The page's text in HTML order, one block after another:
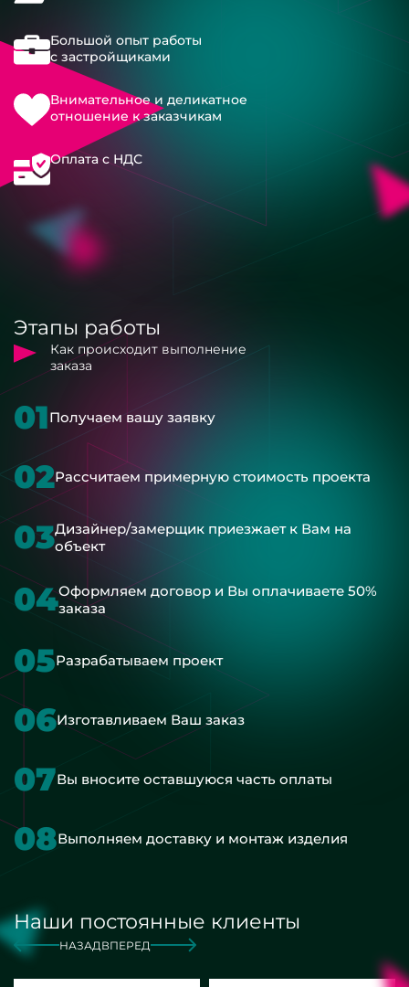
Большой опыт работы
с застройщиками
Внимательное и деликатное
отношение к заказчикам
Оплата с НДС
Этапы работы
Как происходит выполнение
заказа
01Получаем вашу заявку
02Рассчитаем примерную стоимость проекта
03Дизайнер/замерщик приезжает к Вам на
объект
04Оформляем договор и Вы оплачиваете 50%
заказа
05Разрабатываем проект
06Изготавливаем Ваш заказ
07Вы вносите оставшуюся часть оплаты
08Выполняем доставку и монтаж изделия
Наши постоянные клиенты
НАЗАД ВПЕРЕД